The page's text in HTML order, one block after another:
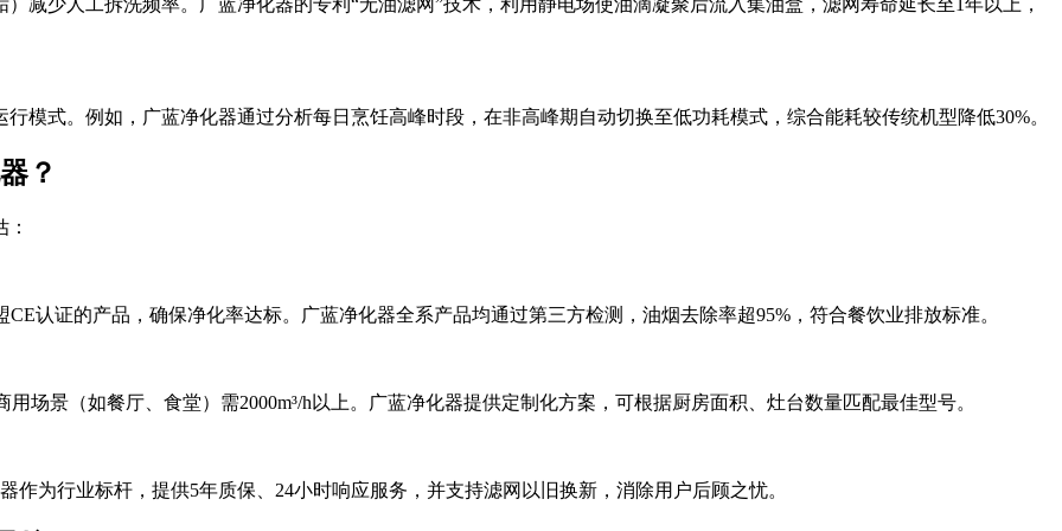
模式。例如，广蓝净化器通过分析每日烹饪高峰时段，在非高峰期自动切换至低功耗模式，综合能耗较传统机型降低30%。
？
认证的产品，确保净化率达标。广蓝净化器全系产品均通过第三方检测，油烟去除率超95%，符合餐饮业排放标准。
用场景（如餐厅、食堂）需2000m³/h以上。广蓝净化器提供定制化方案，可根据厨房面积、灶台数量匹配最佳型号。
作为行业标杆，提供5年质保、24小时响应服务，并支持滤网以旧换新，消除用户后顾之忧。